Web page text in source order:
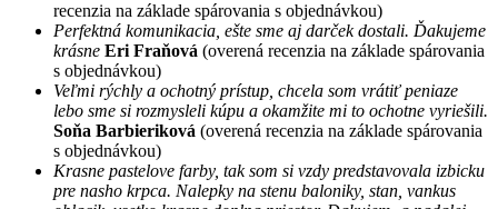
recenzia na základe spárovania s objednávkou)
Perfektná komunikacia, ešte sme aj darček dostali. Ďakujeme
krásne Eri Fraňová (overená recenzia na základe spárovania
s objednávkou)
Veľmi rýchly a ochotný prístup, chcela som vrátiť peniaze
lebo sme si rozmysleli kúpu a okamžite mi to ochotne vyriešili.
Soňa Barbieriková (overená recenzia na základe spárovania
s objednávkou)
Krasne pastelove farby, tak som si vzdy predstavovala izbicku
pre nasho krpca. Nalepky na stenu baloniky, stan, vankus